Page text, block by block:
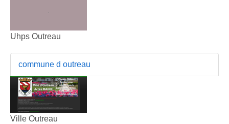
Uhps Outreau
commune d outreau
Ville Outreau